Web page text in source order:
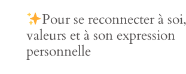
Pour se reconnecter à
valeurs et à son expression
personnelle